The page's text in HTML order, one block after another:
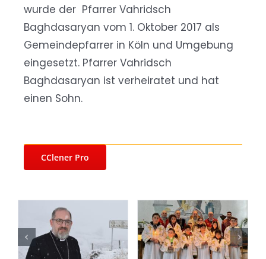
wurde der Pfarrer Vahridsch
Baghdasaryan vom 1. Oktober 2017 als
Gemeindepfarrer in Köln und Umgebung
eingesetzt. Pfarrer Vahridsch
Baghdasaryan ist verheiratet und hat
einen Sohn.
CClener Pro